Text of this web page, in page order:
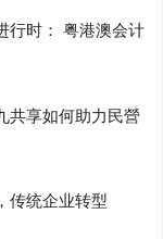
行时： 粤港澳会计
共享如何助力民營
传统企业转型